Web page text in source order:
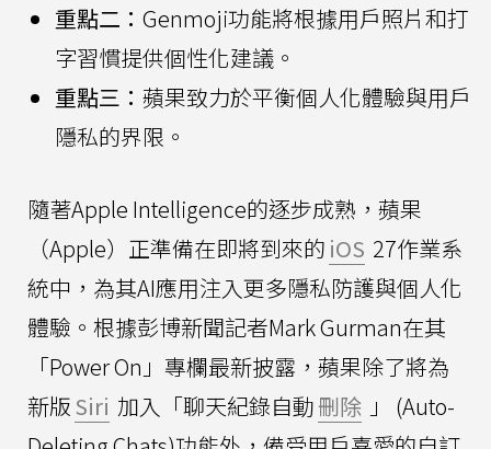
重點二： Genmoji功能將根據用戶照片和打
字習慣提供個性化建議。
重點三： 蘋果致力於平衡個人化體驗與用戶
隱私的界限。
隨著Apple Intelligence的逐步成熟，蘋果
（Apple）正準備在即將到來的 iOS 27作業系
統中，為其AI應用注入更多隱私防護與個人化
體驗。根據彭博新聞記者Mark Gurman在其
「Power On」專欄最新披露，蘋果除了將為
新版Siri 加入「聊天紀錄自動刪除 」 (Auto-